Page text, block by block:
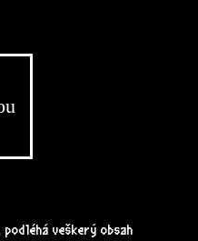
podléhá veškerý obsah